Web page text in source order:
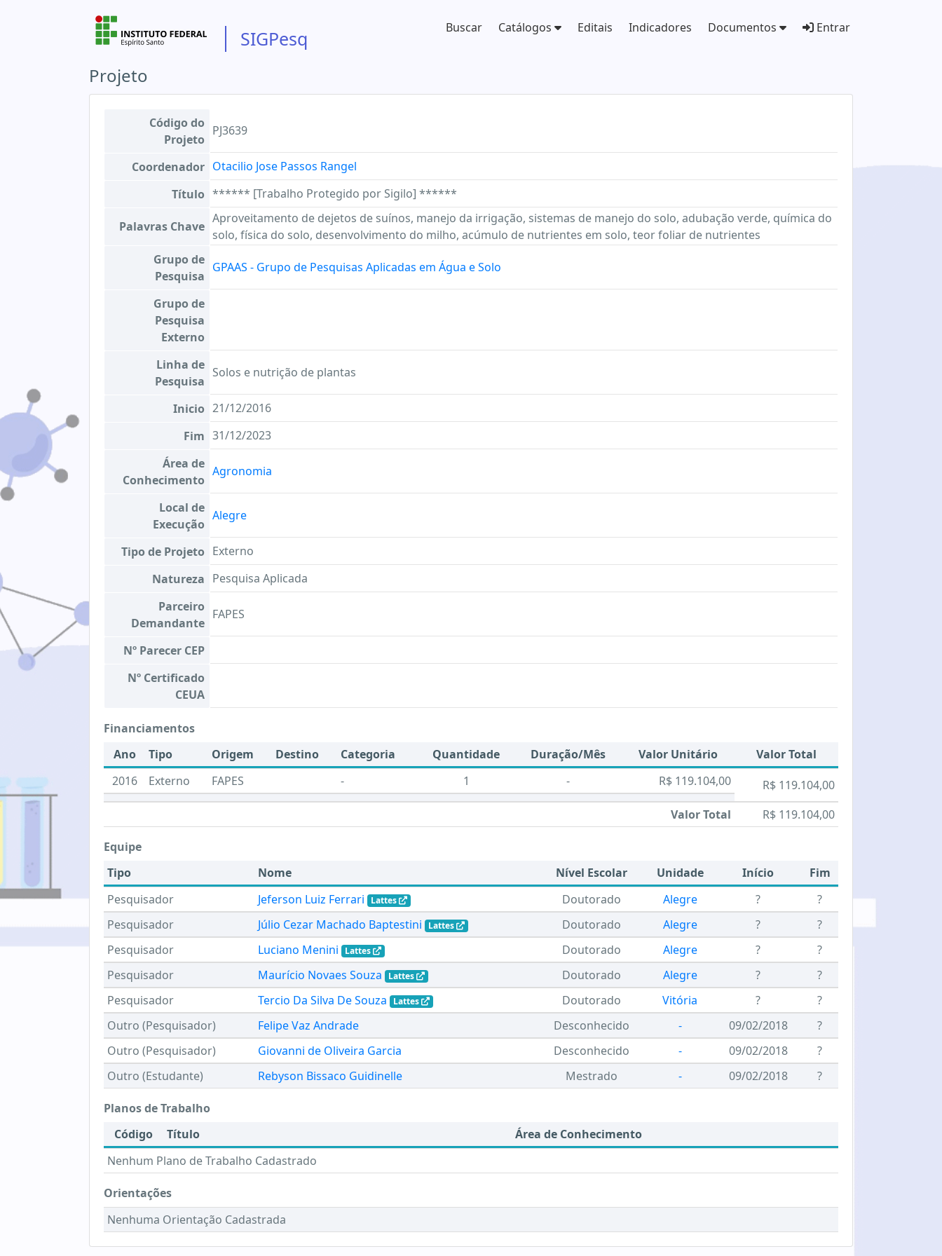
SIGPesq Buscar Catálogos Editais Indicadores Documentos Entrar
Projeto
Código do
Projeto
PJ3639
Coordenador Otacilio Jose Passos Rangel
Título ****** [Trabalho Protegido por Sigilo] ******
Palavras Chave
Aproveitamento de dejetos de suínos, manejo da irrigação, sistemas de manejo do solo, adubação verde, química do
solo, física do solo, desenvolvimento do milho, acúmulo de nutrientes em solo, teor foliar de nutrientes
Grupo de
Pesquisa
GPAAS - Grupo de Pesquisas Aplicadas em Água e Solo
Grupo de
Pesquisa
Externo
Linha de
Pesquisa
Solos e nutrição de plantas
Inicio 21/12/2016
Fim 31/12/2023
Área de
Conhecimento
Agronomia
Local de
Execução
Alegre
Tipo de Projeto Externo
Natureza Pesquisa Aplicada
Parceiro
Demandante
FAPES
Nº Parecer CEP
Nº Certificado
CEUA
Financiamentos
Ano
Tipo Origem Destino Categoria Quantidade Duração/Mês Valor Unitário
Valor Total
2016
Externo FAPES - 1 - R$ 119.104,00
R$ 119.104,00
Valor Total
R$ 119.104,00
Equipe
Tipo
Nome Nível Escolar Unidade Início
Fim
Pesquisador
Jeferson Luiz Ferrari Lattes Doutorado Alegre ?
?
Pesquisador
Júlio Cezar Machado Baptestini Lattes Doutorado Alegre ?
?
Pesquisador
Luciano Menini Lattes Doutorado Alegre ?
?
Pesquisador
Maurício Novaes Souza Lattes Doutorado Alegre ?
?
Pesquisador
Tercio Da Silva De Souza Lattes Doutorado Vitória ?
?
Outro (Pesquisador)
Felipe Vaz Andrade Desconhecido - 09/02/2018
?
Outro (Pesquisador)
Giovanni de Oliveira Garcia Desconhecido - 09/02/2018
?
Outro (Estudante)
Rebyson Bissaco Guidinelle Mestrado - 09/02/2018 ?
Planos de Trabalho
Código
Título
Área de Conhecimento
Nenhum Plano de Trabalho Cadastrado
Orientações
Nenhuma Orientação Cadastrada